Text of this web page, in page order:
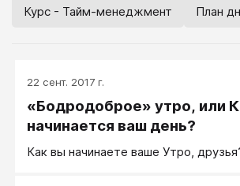
Курс - Тайм-менеджмент План
22 сент. 2017 г.
«Бодродоброе» утро, или
начинается ваш день?
Как вы начинаете ваше Утро,